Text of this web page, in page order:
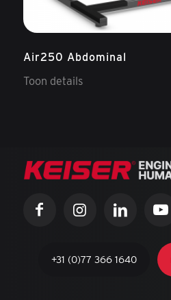
Air250 Abdominal
Toon details
+31 (0)77 366 1640